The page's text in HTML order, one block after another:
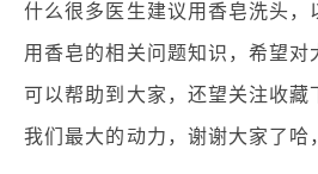
什么很多医生建议用香皂洗头，
用香皂的相关问题知识，希望对
可以帮助到大家，还望关注收藏
我们最大的动力，谢谢大家了哈